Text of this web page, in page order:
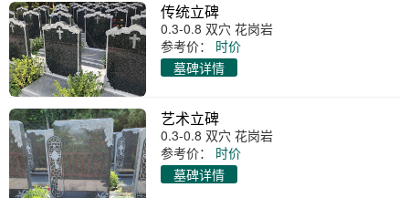
传统立碑
0.3-0.8 双穴 花岗岩
参考价：
时价
墓碑详情
艺术立碑
0.3-0.8 双穴 花岗岩
参考价：
时价
墓碑详情